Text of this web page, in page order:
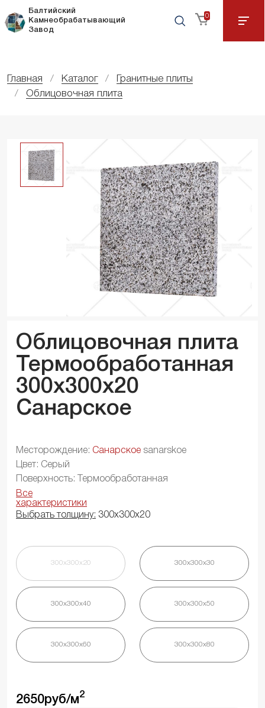
Балтийский
Камнеобрабатывающий
Завод
0
Главная Каталог
Гранитные плиты
Облицовочная плита
Облицовочная плита
Термообработанная
300x300x20
Санарское
Месторождение: Санарское sanarskoe
Цвет: Серый
Поверхность: Термообработанная
Все
характеристики
Выбрать толщину: 300х300х20
300х300х20 300х300х30
300х300х40 300х300х50
300х300х60 300х300х80
2650руб/м2